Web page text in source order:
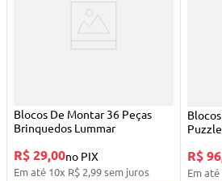
Blocos De Montar 36 Peças
Brinquedos Lummar
R$ 29,00no PIX
Em até 10x R$ 2,99sem juros
R$
Em até